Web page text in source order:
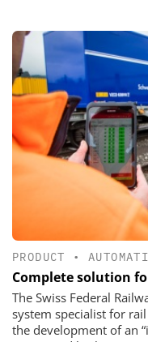
PRODUCT •
Complete solution
The Swiss Federal
system specialist for
the development of an